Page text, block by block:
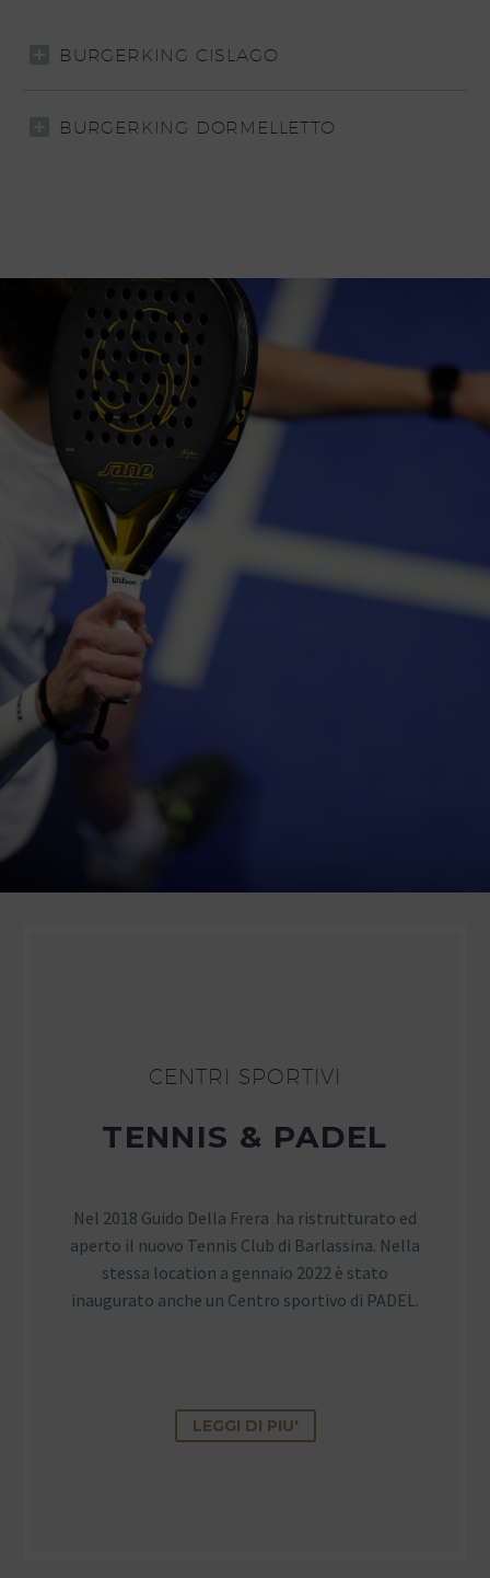
BURGERKING CISLAGO
BURGERKING DORMELLETTO
CENTRI SPORTIVI
TENNIS & PADEL
Nel 2018 Guido Della Frera ha ristrutturato ed
aperto il nuovo Tennis Club di Barlassina. Nella
stessa location a gennaio 2022 è stato
inaugurato anche un Centro sportivo di PADEL.
LEGGI DI PIU'